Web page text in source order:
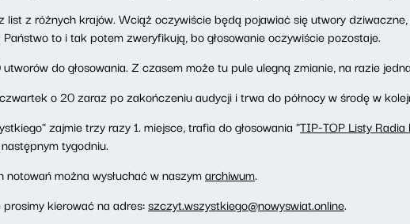
list z różnych krajów. Wciąż oczywiście będą pojawiać się utwory
to i tak potem zweryfikują, bo głosowanie oczywiście pozostaje.
do głosowania. Z czasem może tu pule ulegną zmianie, na razie
o 20 zaraz po zakończeniu audycji i trwa do północy w środę w
zajmie trzy razy 1. miejsce, trafia do głosowania "TIP-TOP Listy Radia
tygodniu.
można wysłuchać w naszymarchiwum.
kierować na adres:szczyt.wszystkiego@nowyswiat.online.